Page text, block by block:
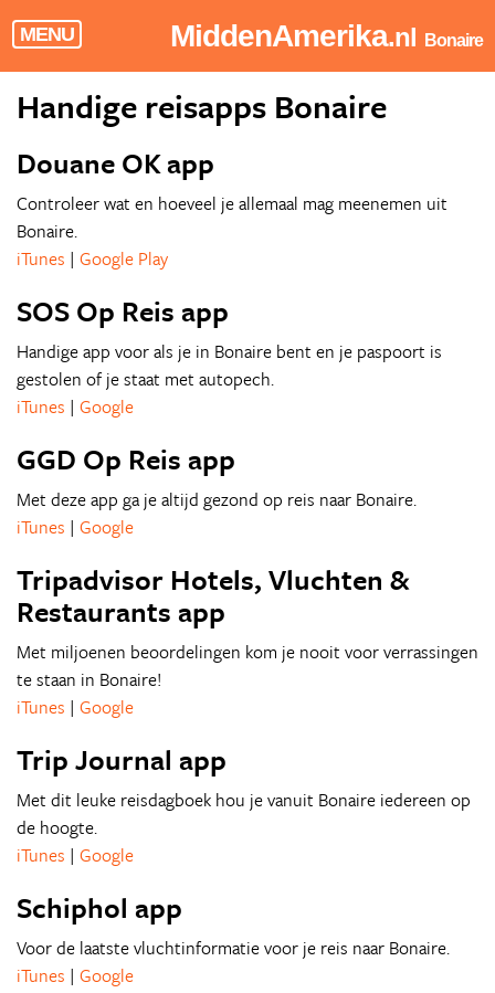
MENU MiddenAmerika.nl Bonaire
Handige reisapps Bonaire
Douane OK app
Controleer wat en hoeveel je allemaal mag meenemen uit
Bonaire.
iTunes | Google Play
SOS Op Reis app
Handige app voor als je in Bonaire bent en je paspoort is
gestolen of je staat met autopech.
iTunes | Google
GGD Op Reis app
Met deze app ga je altijd gezond op reis naar Bonaire.
iTunes | Google
Tripadvisor Hotels, Vluchten &
Restaurants app
Met miljoenen beoordelingen kom je nooit voor verrassingen
te staan in Bonaire!
iTunes | Google
Trip Journal app
Met dit leuke reisdagboek hou je vanuit Bonaire iedereen op
de hoogte.
iTunes | Google
Schiphol app
Voor de laatste vluchtinformatie voor je reis naar Bonaire.
iTunes | Google